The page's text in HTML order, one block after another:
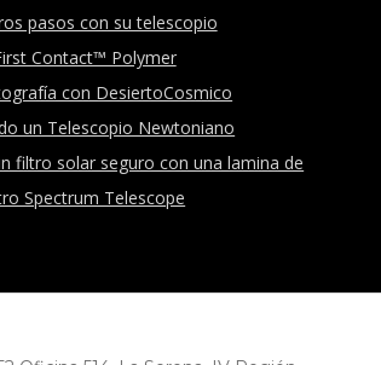
pasos con su telescopio
Contact™ Polymer
con DesiertoCosmico
un Telescopio Newtoniano
filtro solar seguro con una lamina de
Spectrum Telescope